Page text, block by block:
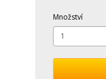
Množství